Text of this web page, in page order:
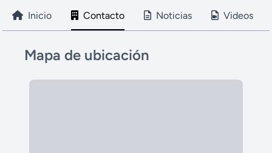
Inicio Contacto Noticias Videos
Mapa de ubicación